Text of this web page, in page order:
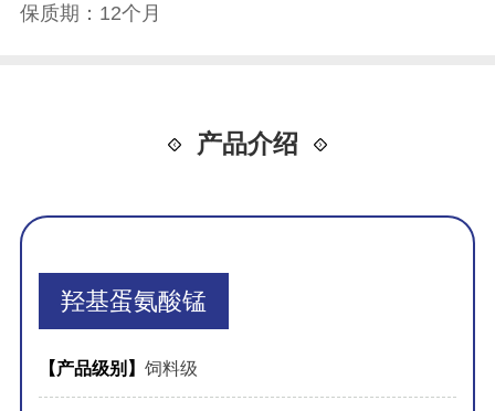
保质期：12个月
产品介绍
羟基蛋氨酸锰
【产品级别】 饲料级